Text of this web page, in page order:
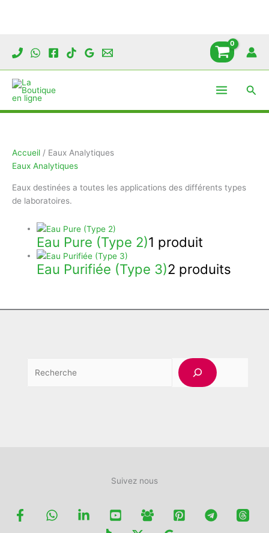
Accueil / Eaux Analytiques
Eaux Analytiques
Eaux destinées a toutes les applications des différents types
de laboratoires.
Eau Pure (Type 2)1 produit
Eau Purifiée (Type 3)2 produits
Suivez nous